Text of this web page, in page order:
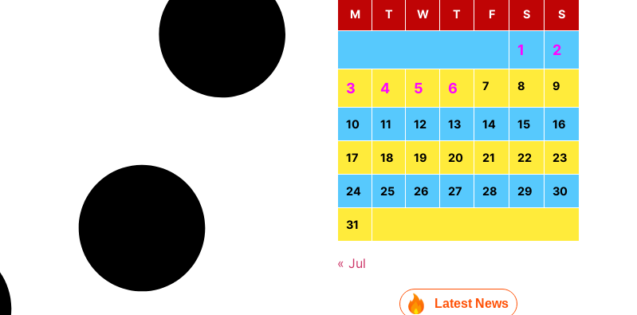
M
T W T F S S
1 2
3 4 5 6 7 8 9
10 11 12 13 14 15 16
17 18 19 20 21 22 23
24 25 26 27 28 29 30
31
« Jul
Latest News